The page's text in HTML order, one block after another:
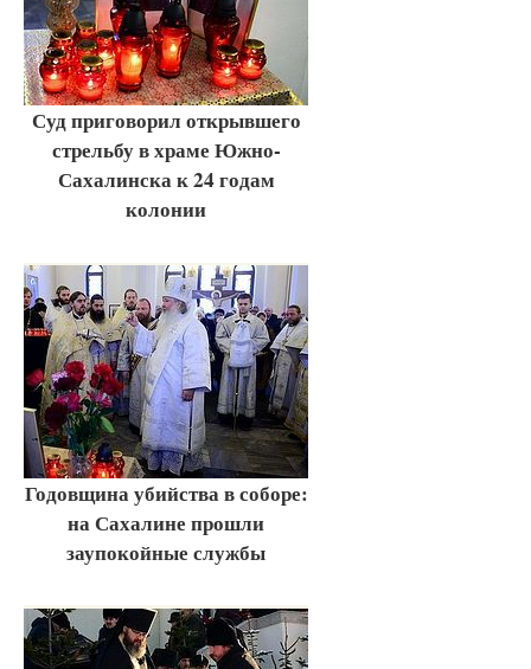
Суд приговорил открывшего
стрельбу в храме Южно-
Сахалинска к 24 годам
колонии
Годовщина убийства в соборе:
на Сахалине прошли
заупокойные службы